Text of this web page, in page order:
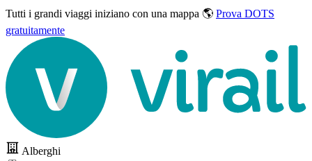
Tutti i grandi viaggi iniziano con una mappa 🌎 Prova DOTS
gratuitamente
Alberghi